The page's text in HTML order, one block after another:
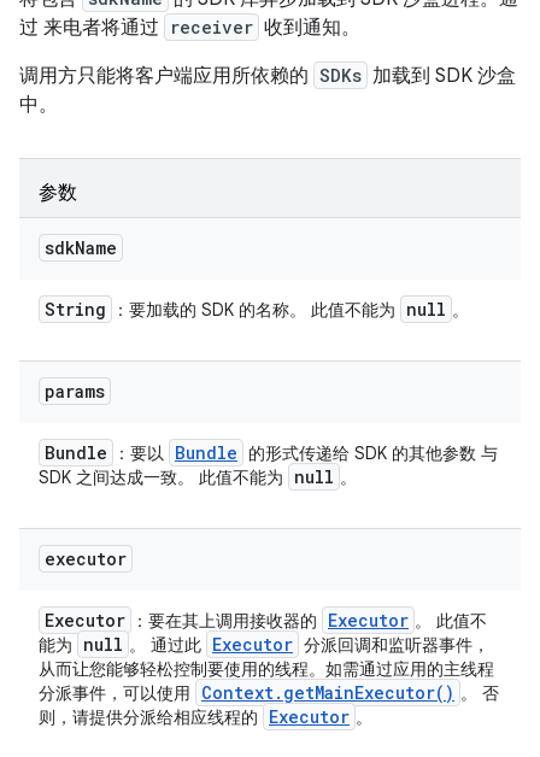
过 来电者将通过
receiver 收到通知。
调用方只能将客户端应用所依赖的 SDKs 加载到 SDK 沙盒
中。
参数
sdkName
String ：要加载的 SDK 的名称。 此值不能为 null 。
params
Bundle ：要以 Bundle
的形式传递给 SDK 的其他参数 与
SDK 之间达成一致。 此值不能为
null 。
executor
Executor ：要在其上调用接收器的 Executor 。 此值不
能为
null 。 通过此 Executor 分派回调和监听器事件，
从而让您能够轻松控制要使用的线程。如需通过应用的主线程
分派事件，可以使用
Context. getMainExecutor( ) 。 否
则，请提供分派给相应线程的
Executor 。